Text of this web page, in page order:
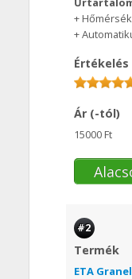
+
+
Értékelés
Ár (-tól)
15000 Ft
#2
Termék
ETA